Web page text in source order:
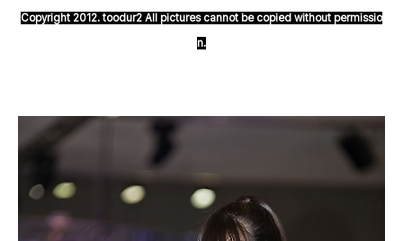
Copyright 2012. toodur2 All pictures cannot be copied without permissio
n.